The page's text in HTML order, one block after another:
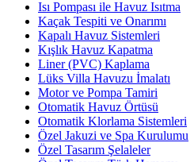
Isı Pompası ile Havuz Isıtma
Kaçak Tespiti ve Onarımı
Kapalı Havuz Sistemleri
Kışlık Havuz Kapatma
Liner (PVC) Kaplama
Lüks Villa Havuzu İmalatı
Motor ve Pompa Tamiri
Otomatik Havuz Örtüsü
Otomatik Klorlama Sistemleri
Özel Jakuzi ve Spa Kurulumu
Özel Tasarım Şelaleler